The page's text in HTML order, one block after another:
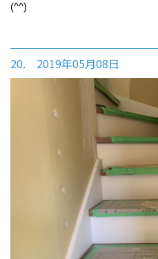
(^^)
20. 2019年05月08日